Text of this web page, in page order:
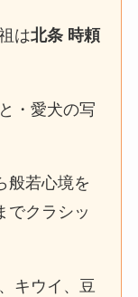
は北条 時頼
・愛犬の写
般若心境を
でクラシッ
キウイ、豆